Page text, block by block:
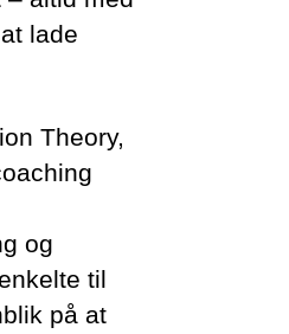
lade
Theory,
og
til
på at